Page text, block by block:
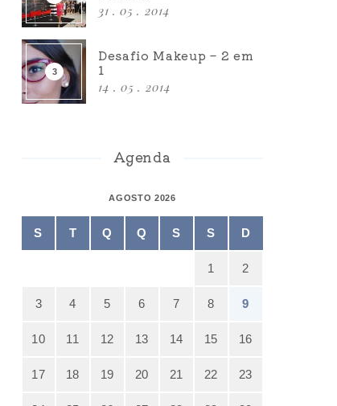
31 . 05 . 2014
Desafio Makeup – 2 em
1
14 . 05 . 2014
Agenda
AGOSTO 2026
S T Q Q S S D
1 2
3 4 5 6 7 8 9
10 11 12 13 14 15 16
17 18 19 20 21 22 23